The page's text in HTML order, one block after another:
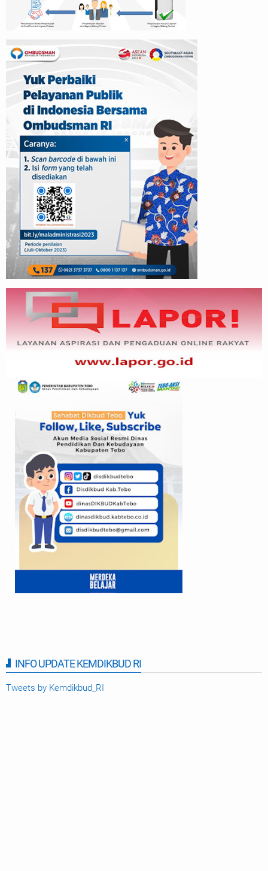
INFO UPDATE KEMDIKBUD RI
Tweets by Kemdikbud_RI